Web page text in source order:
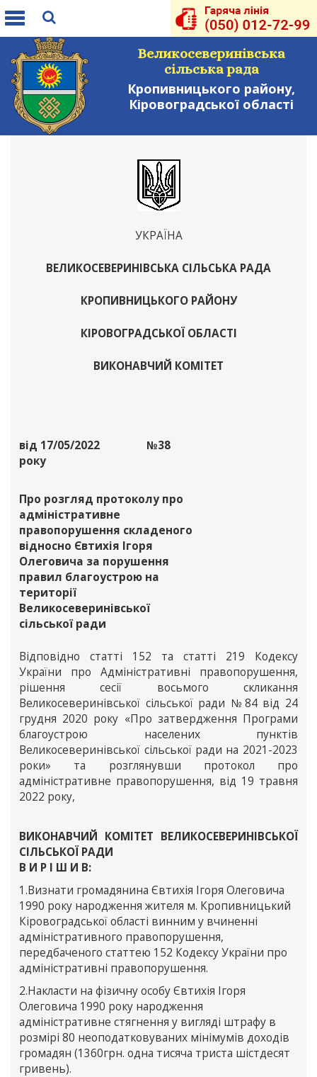
Toggle
Великосеверинівська
сільська рада
Кропивницького району,
Кіровоградської області
УКРАЇНА
ВЕЛИКОСЕВЕРИНІВСЬКА СІЛЬСЬКА РАДА
КРОПИВНИЦЬКОГО РАЙОНУ
КІРОВОГРАДСЬКОЇ ОБЛАСТІ
ВИКОНАВЧИЙ КОМІТЕТ
від 17/05/2022
року
№38
Про розгляд протоколу про
адміністративне
правопорушення складеного
відносно Євтихія Ігоря
Олеговича за порушення
правил благоустрою на
території
Великосеверинівської
сільської ради
Відповідно статті 152 та статті 219 Кодексу
України про Адміністративні правопорушення,
рішення сесії восьмого скликання
Великосеверинівської сільської ради №84 від 24
грудня 2020 року «Про затвердження Програми
благоустрою населених пунктів
Великосеверинівської сільської ради на 2021-2023
роки» та розглянувши протокол про
адміністративне правопорушення, від 19 травня
2022 року,
ВИКОНАВЧИЙ КОМІТЕТ ВЕЛИКОСЕВЕРИНІВСЬКОЇ
СІЛЬСЬКОЇ РАДИ
В И Р І Ш И В:
1.Визнати громадянина Євтихія Ігоря Олеговича
1990 року народження жителя м. Кропивницький
Кіровоградської області винним у вчиненні
адміністративного правопорушення,
передбаченого статтею 152 Кодексу України про
адміністративні правопорушення.
2.Накласти на фізичну особу Євтихія Ігоря
Олеговича 1990 року народження
адміністративне стягнення у вигляді штрафу в
розмірі 80 неоподатковуваних мінімумів доходів
громадян (1360грн. одна тисяча триста шістдесят
гривень).